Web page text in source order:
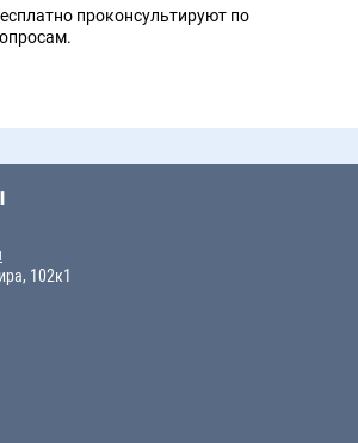
проконсультируют по
102к1